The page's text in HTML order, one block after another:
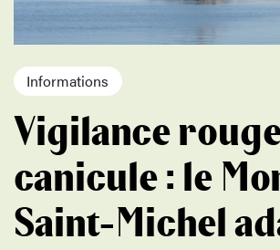
Informations
Vigilance
canicule : le
Saint-Michel